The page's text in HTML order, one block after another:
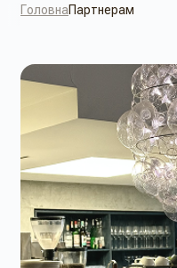
ГоловнаПартнерам